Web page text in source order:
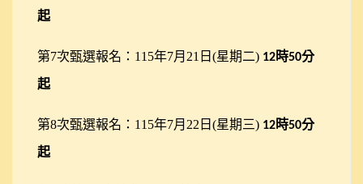
起
第7次甄選報名：115年7月21日(星期二) 12時50分
起
第8次甄選報名：115年7月22日(星期三) 12時50分
起